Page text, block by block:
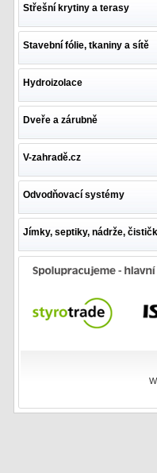
Střešní krytiny a terasy
Stavební fólie, tkaniny a sítě
Hydroizolace
Dveře a zárubně
V-zahradě.cz
Odvodňovací systémy
Jímky, septiky, nádrže,